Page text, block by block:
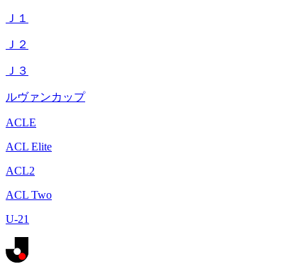
Ｊ１
Ｊ２
Ｊ３
ルヴァンカップ
ACLE
ACL Elite
ACL2
ACL Two
U-21